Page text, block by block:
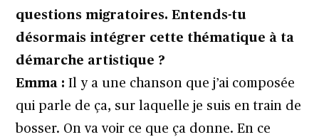
questions migratoires. Entends-tu
désormais intégrer cette thématique à ta
démarche artistique ?
Emma : Il y a une chanson que j’ai composée
qui parle de ça, sur laquelle je suis en train de
bosser. On va voir ce que ça donne. En ce